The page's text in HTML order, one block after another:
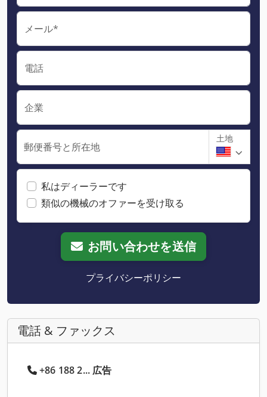
メール*
電話
企業
郵便番号と所在地
土地
私はディーラーです
類似の機械のオファーを受け取る
お問い合わせを送信
プライバシーポリシー
電話 & ファックス
+86 188 2... 広告